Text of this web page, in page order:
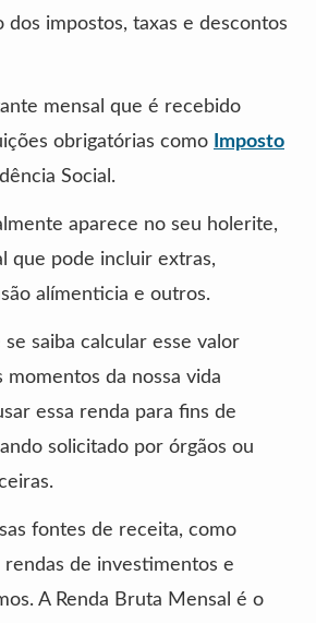
dos impostos, taxas e descontos
mensal que é recebido
obrigatórias como
Imposto
Social.
aparece no seu holerite,
que pode incluir extras,
alímenticia e outros.
saiba calcular esse valor
da nossa vida
essa renda para fins de
solicitado por órgãos ou
fontes de receita, como
rendas de investimentos e
A Renda Bruta Mensal é o